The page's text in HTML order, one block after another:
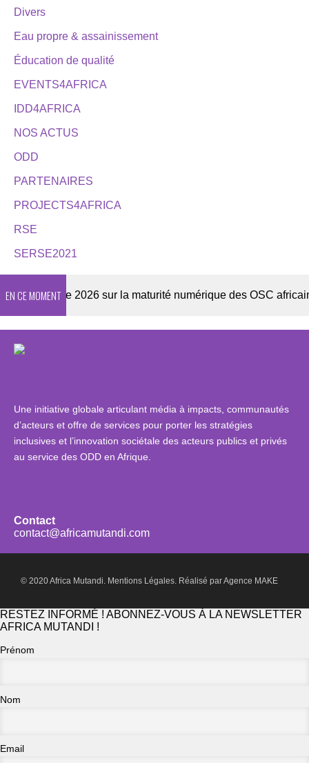
Divers
Eau propre & assainissement
Éducation de qualité
EVENTS4AFRICA
IDD4AFRICA
NOS ACTUS
ODD
PARTENAIRES
PROJECTS4AFRICA
RSE
SERSE2021
EN CE MOMENT
Enquête 2026 sur la maturité numérique des OSC africaines
Une initiative globale articulant média à impacts, communautés
d’acteurs et offre de services pour porter les stratégies
inclusives et l’innovation sociétale des acteurs publics et privés
au service des ODD en Afrique.
Contact
contact@africamutandi.com
© 2020 Africa Mutandi. Mentions Légales. Réalisé parAgence MAKE
RESTEZ INFORMÉ ! ABONNEZ-VOUS À LA NEWSLETTER
AFRICA MUTANDI !
Prénom
Nom
Email